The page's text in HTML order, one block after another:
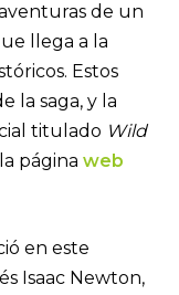
de un
llega a la
Estos
la saga, y la
titulado Wild
página web
en este
Isaac Newton,